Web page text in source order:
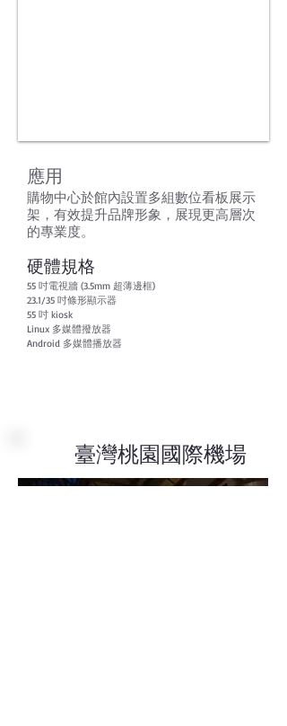
應用
購物中心於館內設置多組數位看板展示
架，有效提升品牌形象，展現更高層次
的專業度。
硬體規格
55 吋電視牆 (3.5mm 超薄邊框)
23.1/35 吋條形顯示器
55 吋 kiosk
Linux 多媒體撥放器
Android 多媒體播放器
臺灣桃園國際機場